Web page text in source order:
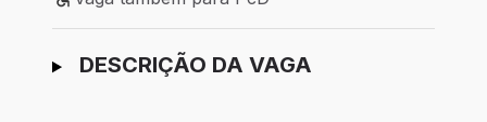
Vaga também para PcD
Ir para candidatura
DESCRIÇÃO DA VAGA